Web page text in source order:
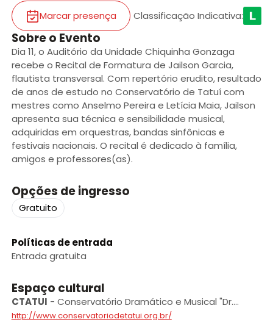
Marcar presença Classificação Indicativa:
Sobre o Evento
Dia 11, o Auditório da Unidade Chiquinha Gonzaga
recebe o Recital de Formatura de Jailson Garcia,
flautista transversal. Com repertório erudito, resultado
de anos de estudo no Conservatório de Tatuí com
mestres como Anselmo Pereira e Letícia Maia, Jailson
apresenta sua técnica e sensibilidade musical,
adquiridas em orquestras, bandas sinfônicas e
festivais nacionais. O recital é dedicado à família,
amigos e professores(as).
Opções de ingresso
Gratuito
Políticas de entrada
Entrada gratuita
Espaço cultural
CTATUI - Conservatório Dramático e Musical "Dr.
Carlos de Campos” de Tatuí
http://www.conservatoriodetatui.org.br/